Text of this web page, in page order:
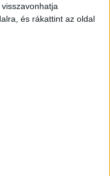
és rákattint az oldal